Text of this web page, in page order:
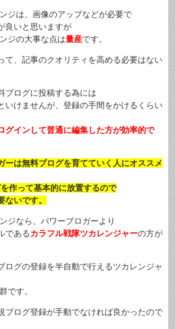
ジは、画像のアップなどが必要で
良いと思いますが
ジの大事な点は量産です。
て、記事のクオリティを高める必要はない
ブログに投稿する為には
いけませんが、登録の手間をかけるくらい
グインして普通に編集した方が効率的で
ーは無料ブログを育てていく人にオススメ
作って基本的に放置するので
いです。
ジなら、パワーブロガーより
であるカラフル戦隊ツカレンジャーの方が
ログの登録を半自動で行えるツカレンジャ
です。
ブログ登録が手動でなければ良かったので